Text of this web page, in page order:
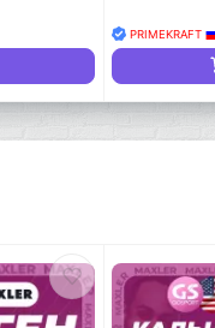
PRIMEKRAFT